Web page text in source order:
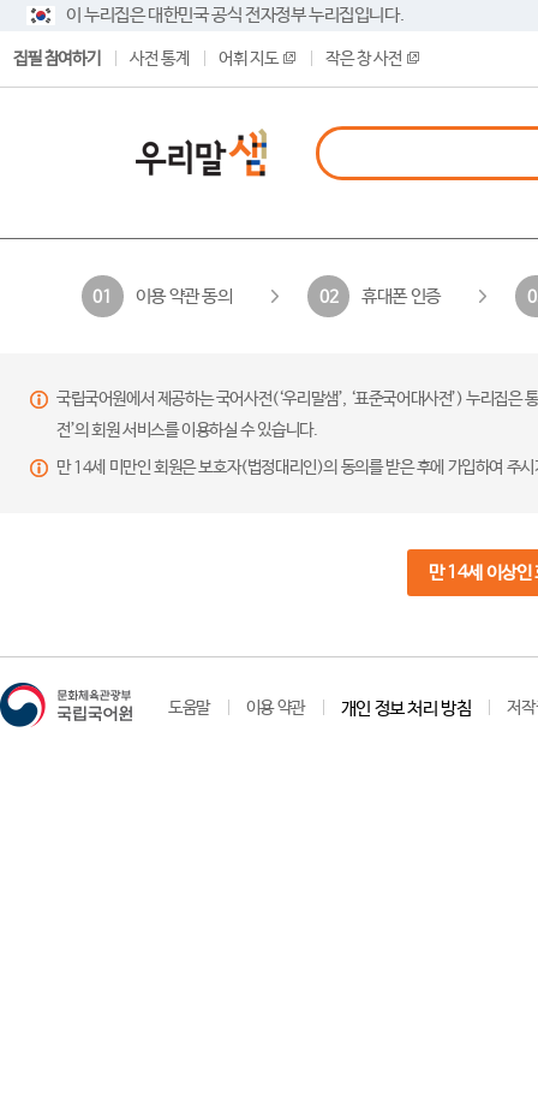
이 누리집은 대한민국 공식 전자정부 누리집입니다.
집필 참여하기 사전 통계 어휘 지도 작은 창 사전
01 이용 약관 동의 02 휴대폰 인증
국립국어원에서 제공하는 국어사전(‘우리말샘’, ‘표준국어대사전’) 누리집
전’의 회원 서비스를 이용하실 수 있습니다.
만 14세 미만인 회원은 보호자(법정대리인)의 동의를 받은 후에 가입하여 주
만 14세 이상인
도움말 이용 약관 개인 정보 처리 방침 저